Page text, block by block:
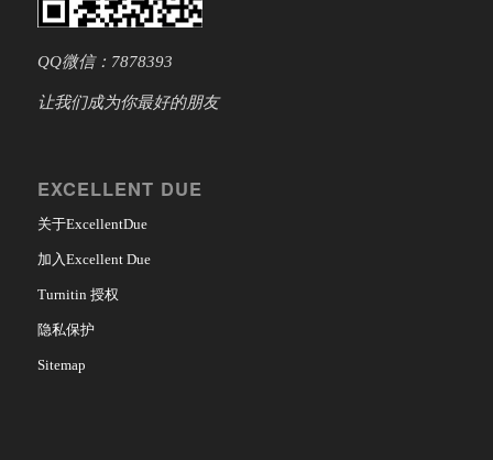
QQ微信：7878393
让我们成为你最好的朋友
EXCELLENT DUE
关于ExcellentDue
加入Excellent Due
Turnitin 授权
隐私保护
Sitemap